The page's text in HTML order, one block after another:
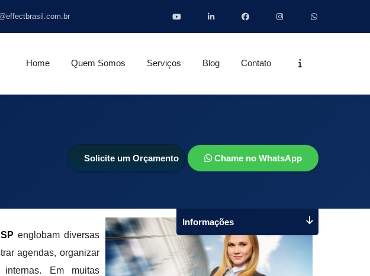
Home Quem Somos Serviços Blog Contato
Solicite um Orçamento Chame no WhatsApp
englobam diversas
agendas, organizar
internas. Em muitas
Informações